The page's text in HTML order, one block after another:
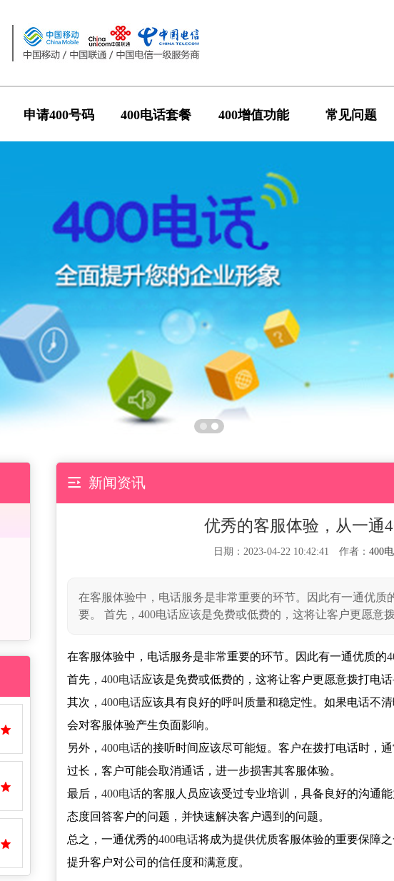
申请400号码 400电话套餐 400增值功能 常见问题



 新闻资讯
优秀的客服体验，从一通
日期：2023-04-22 10:42:41 作者： 400
在客服体验中，电话服务是非常重要的环节。因此有一通优质
要。 首先，400电话应该是免费或低费的，这将让客户更愿意
在客服体验中，电话服务是非常重要的环节。因此有一通优质的
首先， 400电话应该是免费或低费的，这将让客户更愿意拨打电
其次， 400电话应该具有良好的呼叫质量和稳定性。如果电话不
会对客服体验产生负面影响。
另外， 400电话的接听时间应该尽可能短。客户在拨打电话时，
过长，客户可能会取消通话，进一步损害其客服体验。
最后， 400电话的客服人员应该受过专业培训，具备良好的沟通
态度回答客户的问题，并快速解决客户遇到的问题。
总之，一通优秀的400电话将成为提供优质客服体验的重要保障
提升客户对公司的信任度和满意度。